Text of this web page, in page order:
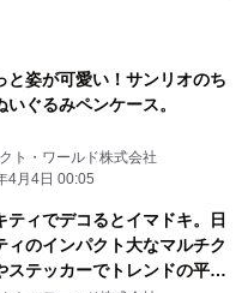
と姿が可愛い！サンリオのち
いぐるみペンケース。
ト・ワールド株式会社
4月4日 00:05
ティでデコるとイマドキ。日
ィのインパクト大なマルチク
ステッカーでトレンドの平成